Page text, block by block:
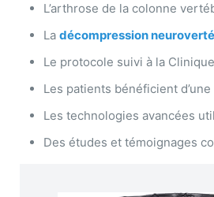
L’arthrose de la colonne
Ladécompression
Le protocole suivi à la
Les patients bénéficient
Les technologies avancées
Des études et témoignages